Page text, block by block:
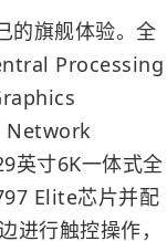
的旗舰体验。全
Processing
Network
英寸6K一体式全
Elite芯片并配
行触控操作，